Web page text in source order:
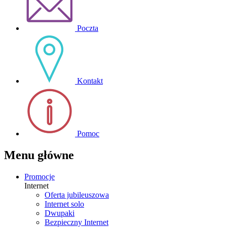
Poczta
Kontakt
Pomoc
Menu główne
Promocje
Internet
Oferta jubileuszowa
Internet solo
Dwupaki
Bezpieczny Internet